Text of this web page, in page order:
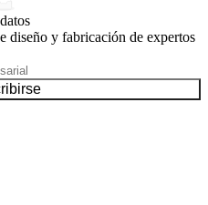
diseño y fabricación de expertos